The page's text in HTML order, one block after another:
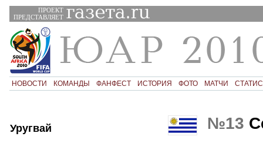
ПРОЕКТ
ПРЕДСТАВЛЯЕТ
НОВОСТИ КОМАНДЫ ФАНФЕСТ ИСТОРИЯ ФОТО МАТЧИ
Уругвай №13